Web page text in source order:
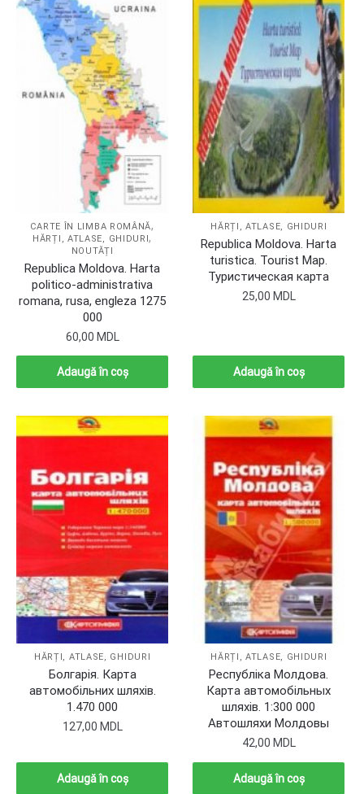
CARTE ÎN LIMBA ROMÂNĂ,
HĂRȚI, ATLASE, GHIDURI,
NOUTĂȚI
Republica Moldova. Harta
politico-administrativa
romana, rusa, engleza 1275
000
60,00 MDL
Adaugă în coș
HĂRȚI, ATLASE, GHIDURI
Republica Moldova. Harta
turistica. Tourist Map.
Туристическая карта
25,00 MDL
Adaugă în coș
HĂRȚI, ATLASE, GHIDURI
Болгарiя. Карта
автомобiльних шляхiв.
1.470 000
127,00 MDL
Adaugă în coș
HĂRȚI, ATLASE, GHIDURI
Республiка Молдова.
Карта автомобiльных
шляхiв. 1:300 000
Автошляхи Молдовы
42,00 MDL
Adaugă în coș